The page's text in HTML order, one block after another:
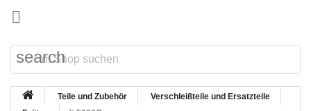

search
Teile und Zubehör
Verschleißteile und Ersatzteile